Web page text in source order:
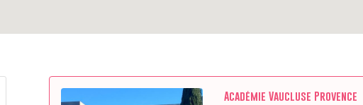
Académie Vaucluse Provence